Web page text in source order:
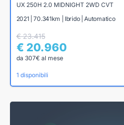
UX 250H 2.0 MIDNIGHT 2WD CVT
2021 | 70.341km | Ibrido | Automatico
€ 23.415
€ 20.960
da 307€ al mese
1 disponibili